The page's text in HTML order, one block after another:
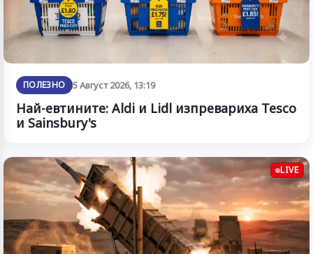
ПОЛЕЗНО 5 Август 2026, 13:19
Най-евтините: Aldi и Lidl изпревариха Tesco
и Sainsbury's
LIVE